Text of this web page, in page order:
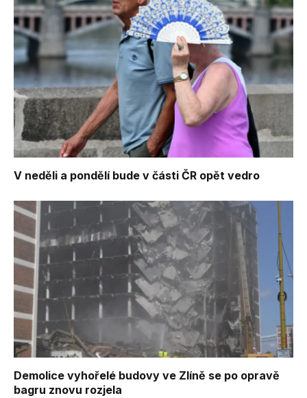
V neděli a pondělí bude v části ČR opět vedro
Demolice vyhořelé budovy ve Zlíně se po opravě
bagru znovu rozjela